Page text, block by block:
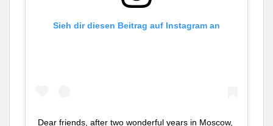
Sieh dir diesen Beitrag auf Instagram an
Dear friends, after two wonderful years in Moscow,